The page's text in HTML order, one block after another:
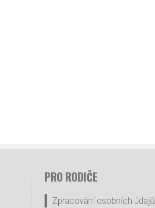
PRO RODIČE
Zpracování osobních údajů